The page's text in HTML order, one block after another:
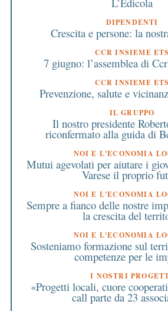
DIPENDENTI
Crescita e persone: la
CCR INSIEME ETS
7 giugno: l’assemblea di
CCR INSIEME ETS
Prevenzione, salute e
IL GRUPPO
Il nostro presidente
riconfermato alla guida di
NOI E L'ECONOMIA
Mutui agevolati per aiutare i
Varese il proprio
NOI E L'ECONOMIA
Sempre a fianco delle nostre
la crescita del
NOI E L'ECONOMIA
Sosteniamo formazione sul
competenze per le
I NOSTRI
«Progetti locali, cuore
call parte da 23